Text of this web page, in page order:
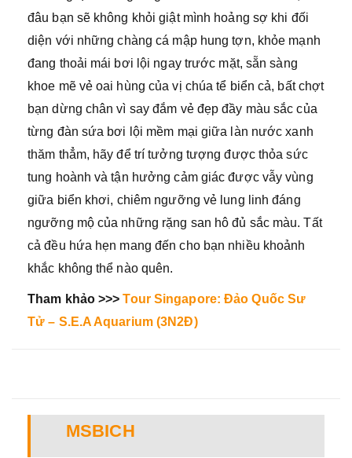
đâu bạn sẽ không khỏi giật mình hoảng sợ khi đối
diện với những chàng cá mập hung tợn, khỏe mạnh
đang thoải mái bơi lội ngay trước mặt, sẵn sàng
khoe mẽ vẻ oai hùng của vị chúa tể biển cả, bất chợt
bạn dừng chân vì say đắm vẻ đẹp đầy màu sắc của
từng đàn sứa bơi lội mềm mại giữa làn nước xanh
thăm thẳm, hãy để trí tưởng tượng được thỏa sức
tung hoành và tận hưởng cảm giác được vẫy vùng
giữa biển khơi, chiêm ngưỡng vẻ lung linh đáng
ngưỡng mộ của những rặng san hô đủ sắc màu. Tất
cả đều hứa hẹn mang đến cho bạn nhiều khoảnh
khắc không thể nào quên.
Tham khảo >>>Tour Singapore: Đảo Quốc Sư
Tử – S.E.A Aquarium (3N2Đ)
MSBICH